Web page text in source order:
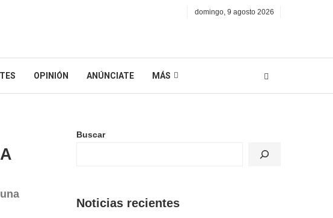
domingo, 9 agosto 2026
OPINIÓN ANÚNCIATE MÁS
Buscar
Noticias recientes